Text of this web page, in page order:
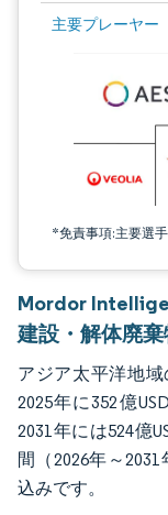
主要プレーヤー
*免責事項:主要選
画像 © Mordor
Mordor
建設・解体廃
アジア太平洋地
2025年に352億
2031年には524億
間（2026年～
込みです。